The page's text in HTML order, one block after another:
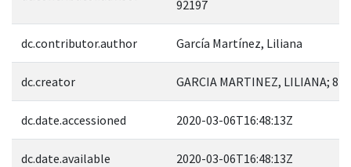
92197
dc.contributor.author García Martínez, Liliana
dc.creator GARCIA MARTINEZ, LILIANA;
dc.date.accessioned 2020-03-06T16:48:13Z
dc.date.available 2020-03-06T16:48:13Z